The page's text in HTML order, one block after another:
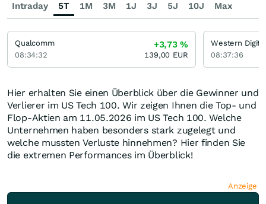
Hier erhalten Sie einen Überblick über die Gewinner und
Verlierer im US Tech 100. Wir zeigen Ihnen die Top- und
Flop-Aktien am 11.05.2026 im US Tech 100. Welche
Unternehmen haben besonders stark zugelegt und
welche mussten Verluste hinnehmen? Hier finden Sie
die extremen Performances im Überblick!
Anzeige
Intraday 5T 1M 3M 1J 3J 5J 10J Max
Qualcomm
08:34:32
+3,73%
139,00 EUR
Western
08:37:36